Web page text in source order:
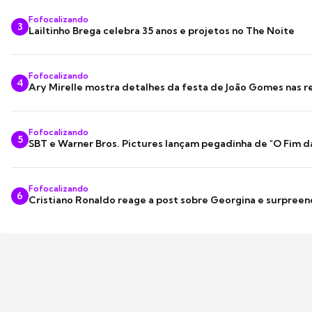
3
Fofocalizando
Lailtinho Brega celebra 35 anos e projetos no The Noite
4
Fofocalizando
Ary Mirelle mostra detalhes da festa de João Gomes nas
5
Fofocalizando
SBT e Warner Bros. Pictures lançam pegadinha de "O Fim
6
Fofocalizando
Cristiano Ronaldo reage a post sobre Georgina e